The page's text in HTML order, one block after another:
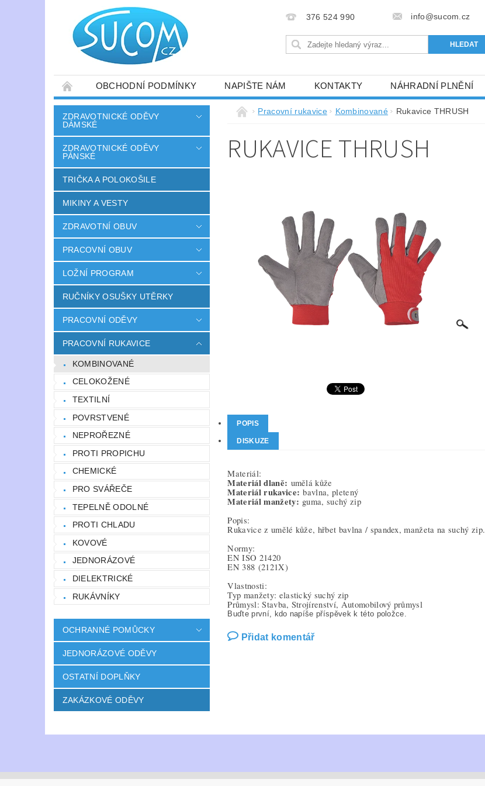
376 524 990 info@sucom.cz
OBCHODNÍ PODMÍNKY NAPIŠTE NÁM KONTAKTY NÁHRADNÍ PLNĚNÍ
ZDRAVOTNICKÉ ODĚVY
DÁMSKÉ
ZDRAVOTNICKÉ ODĚVY
PÁNSKÉ
TRIČKA A POLOKOŠILE
MIKINY A VESTY
ZDRAVOTNÍ OBUV
PRACOVNÍ OBUV
LOŽNÍ PROGRAM
RUČNÍKY OSUŠKY UTĚRKY
PRACOVNÍ ODĚVY
PRACOVNÍ RUKAVICE
KOMBINOVANÉ
CELOKOŽENÉ
TEXTILNÍ
POVRSTVENÉ
NEPROŘEZNÉ
PROTI PROPICHU
CHEMICKÉ
PRO SVÁŘEČE
TEPELNĚ ODOLNÉ
PROTI CHLADU
KOVOVÉ
JEDNORÁZOVÉ
DIELEKTRICKÉ
RUKÁVNÍKY
OCHRANNÉ POMŮCKY
JEDNORÁZOVÉ ODĚVY
OSTATNÍ DOPLŇKY
ZAKÁZKOVÉ ODĚVY
Pracovní rukavice Kombinované Rukavice THRUSH
RUKAVICE THRUSH
POPIS
DISKUZE
Materiál:
Materiál dlaně: umělá kůže
Materiál rukavice: bavlna, pletený
Materiál manžety: guma, suchý zip
Popis:
Rukavice z umělé kůže, hřbet bavlna / spandex, manžeta na suchý zip.
Normy:
EN ISO 21420
EN 388 (2121X)
Vlastnosti:
Typ manžety: elastický suchý zip
Průmysl: Stavba, Strojírenství, Automobilový průmysl
Buďte první, kdo napíše příspěvek k této položce.
Přidat komentář